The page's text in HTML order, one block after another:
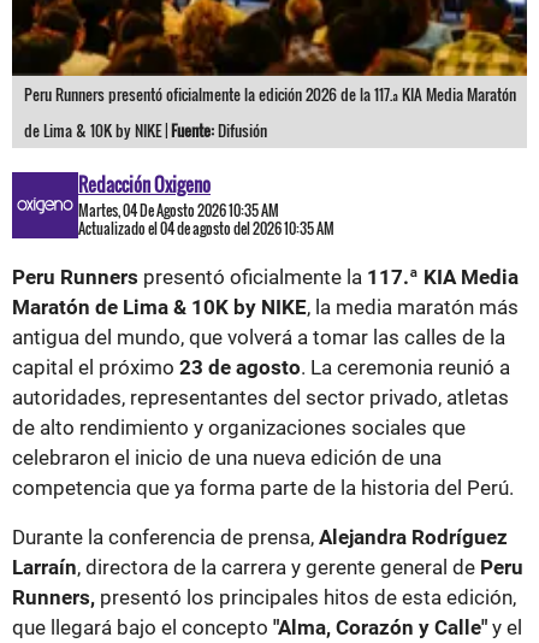
Peru Runners presentó oficialmente la edición 2026 de la 117.ª KIA Media Maratón
de Lima & 10K by NIKE |Fuente:Difusión
Redacción Oxigeno
Martes, 04 De Agosto 2026 10:35 AM
Actualizado el 04 de agosto del 2026 10:35 AM
Peru Runners presentó oficialmente la 117.ª KIA Media
Maratón de Lima & 10K by NIKE, la media maratón más
antigua del mundo, que volverá a tomar las calles de la
capital el próximo 23 de agosto. La ceremonia reunió a
autoridades, representantes del sector privado, atletas
de alto rendimiento y organizaciones sociales que
celebraron el inicio de una nueva edición de una
competencia que ya forma parte de la historia del Perú.
Durante la conferencia de prensa, Alejandra Rodríguez
Larraín, directora de la carrera y gerente general de Peru
Runners, presentó los principales hitos de esta edición,
que llegará bajo el concepto "Alma, Corazón y Calle" y el